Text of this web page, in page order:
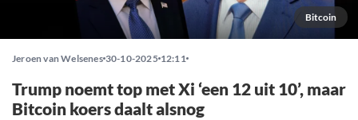
Bitcoin
Jeroen van Welsenes 30-10-2025 12:11
Trump noemt top met Xi ‘een 12 uit 10’, maar
Bitcoin koers daalt alsnog